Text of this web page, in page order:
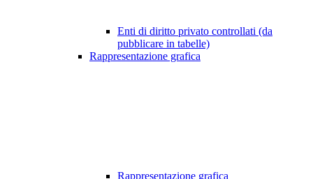
Enti di diritto privato controllati (da
pubblicare in tabelle)
Rappresentazione grafica
Rappresentazione grafica